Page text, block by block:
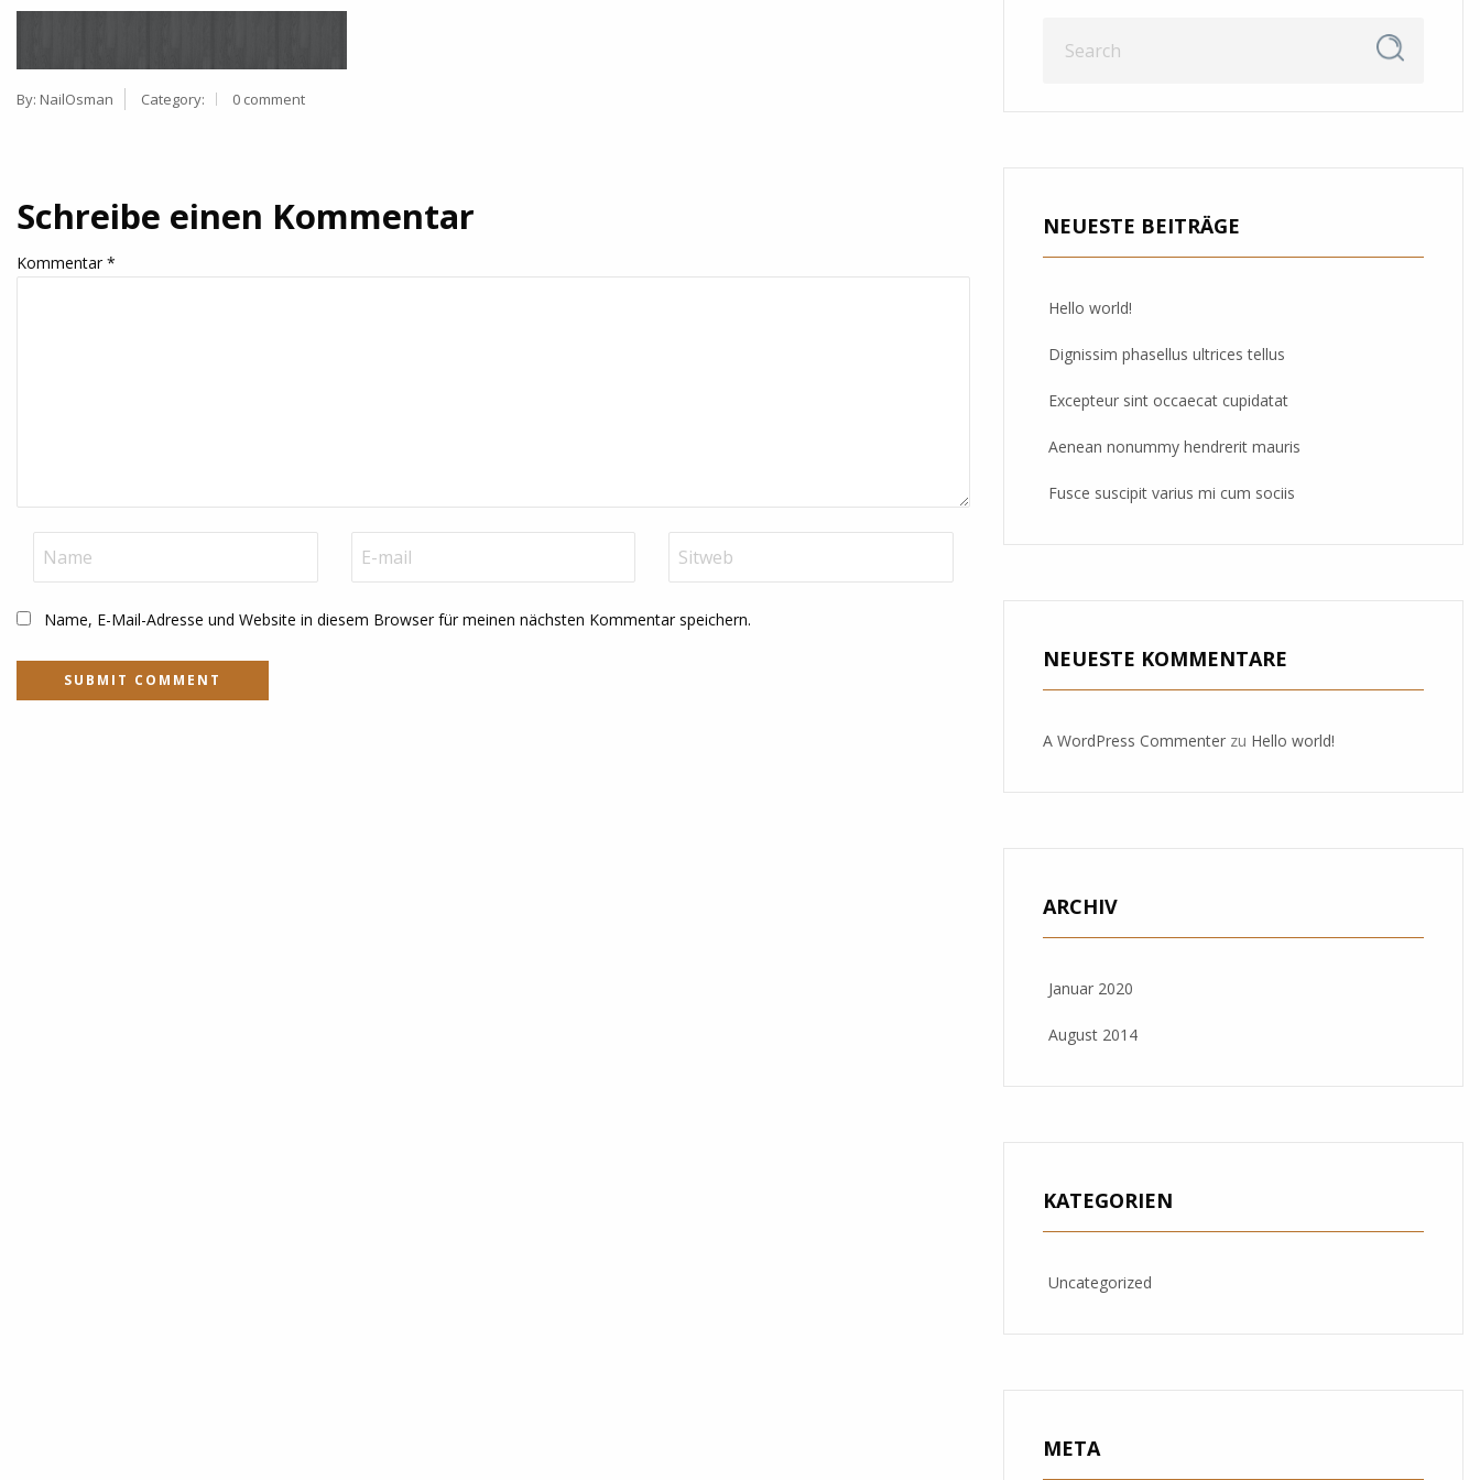
By: NailOsman Category: 0 comment
Schreibe einen Kommentar
Kommentar*
Name, E-Mail-Adresse und Website in diesem Browser für meinen nächsten Kommentar speichern.
NEUESTE BEITRÄGE
Hello world!
Dignissim phasellus ultrices tellus
Excepteur sint occaecat cupidatat
Aenean nonummy hendrerit mauris
Fusce suscipit varius mi cum sociis
NEUESTE KOMMENTARE
A WordPress Commenter zu Hello world!
ARCHIV
Januar 2020
August 2014
KATEGORIEN
Uncategorized
META